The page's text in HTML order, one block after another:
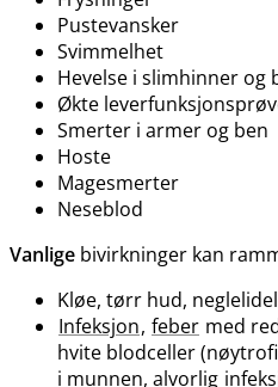
Pustevansker
Svimmelhet
Hevelse i slimhinner og
Økte
Smerter i armer og ben
Hoste
Magesmerter
Neseblod
Vanlige bivirkninger kan
Kløe, tørr hud,
Infeksjon, feber med
hvite blodceller
i munnen, alvorlig